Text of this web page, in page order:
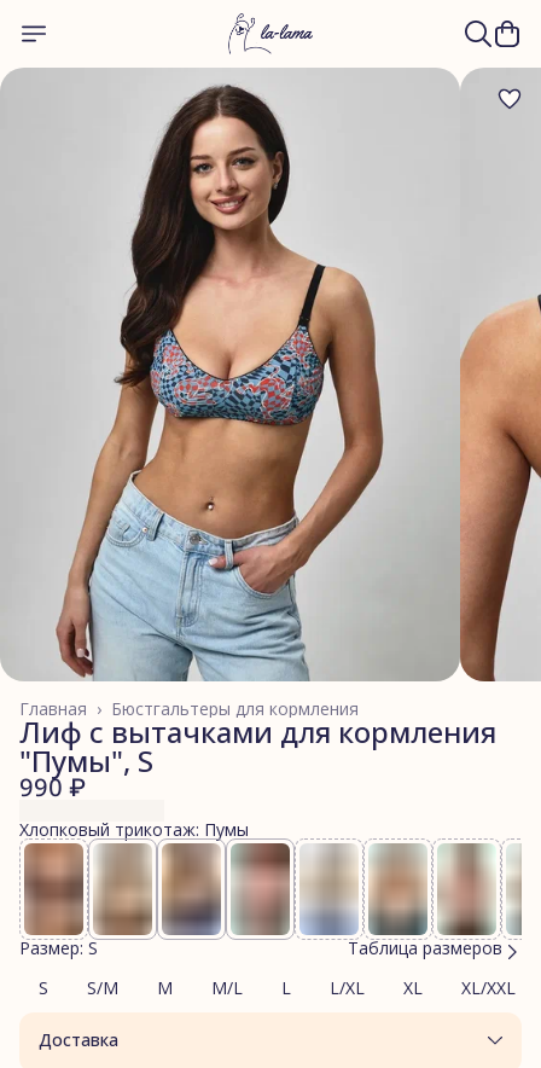
Бюстгальтеры для кормления
Главная ›
Лиф с вытачками для кормления
"Пумы", S
990 ₽
Хлопковый трикотаж: Пумы
Размер: S
Таблица размеров
S
S/M M M/L L L/XL XL XL/XXL
Доставка